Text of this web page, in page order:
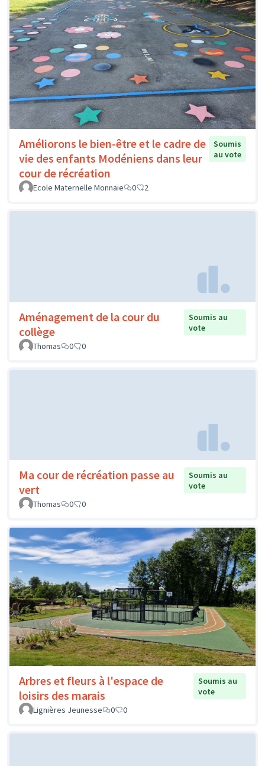
Améliorons le bien-être et le cadre de
vie des enfants Modéniens dans leur
cour de récréation
Soumis
au vote
Ecole Maternelle Monnaie 0 2
Aménagement de la cour du
collège
Soumis au
vote
Thomas
0 0
Ma cour de récréation passe au
vert
Soumis au
vote
Thomas
0 0
Arbres et fleurs à l'espace de
loisirs des marais
Soumis au
vote
Lignières Jeunesse
0 0